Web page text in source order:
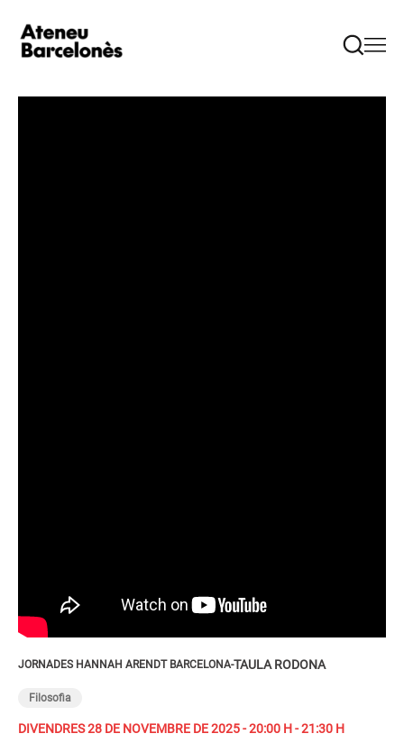
JORNADES HANNAH ARENDT BARCELONA-TAULA RODONA
Filosofia
DIVENDRES 28 DE NOVEMBRE DE 2025 - 20:00 H - 21:30 H